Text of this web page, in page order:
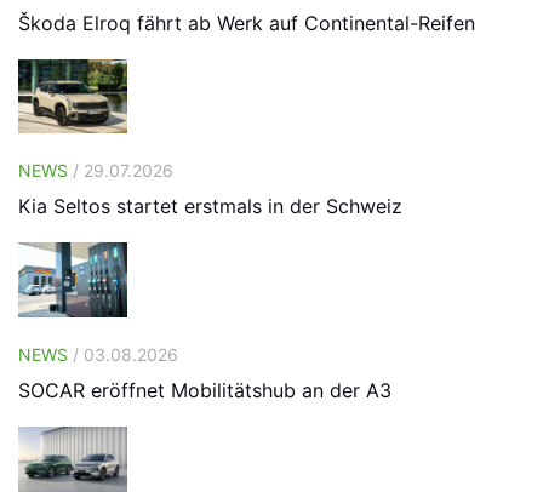
Škoda Elroq fährt ab Werk auf Continental-Reifen
NEWS / 29.07.2026
Kia Seltos startet erstmals in der Schweiz
NEWS / 03.08.2026
SOCAR eröffnet Mobilitätshub an der A3